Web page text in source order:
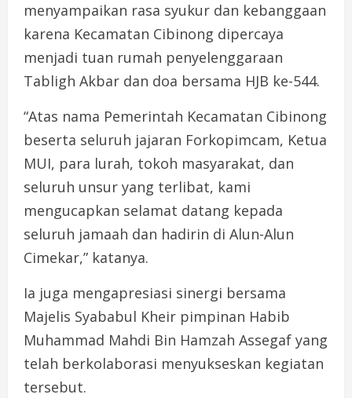
menyampaikan rasa syukur dan kebanggaan
karena Kecamatan Cibinong dipercaya
menjadi tuan rumah penyelenggaraan
Tabligh Akbar dan doa bersama HJB ke-544.
“Atas nama Pemerintah Kecamatan Cibinong
beserta seluruh jajaran Forkopimcam, Ketua
MUI, para lurah, tokoh masyarakat, dan
seluruh unsur yang terlibat, kami
mengucapkan selamat datang kepada
seluruh jamaah dan hadirin di Alun-Alun
Cimekar,” katanya.
Ia juga mengapresiasi sinergi bersama
Majelis Syababul Kheir pimpinan Habib
Muhammad Mahdi Bin Hamzah Assegaf yang
telah berkolaborasi menyukseskan kegiatan
tersebut.